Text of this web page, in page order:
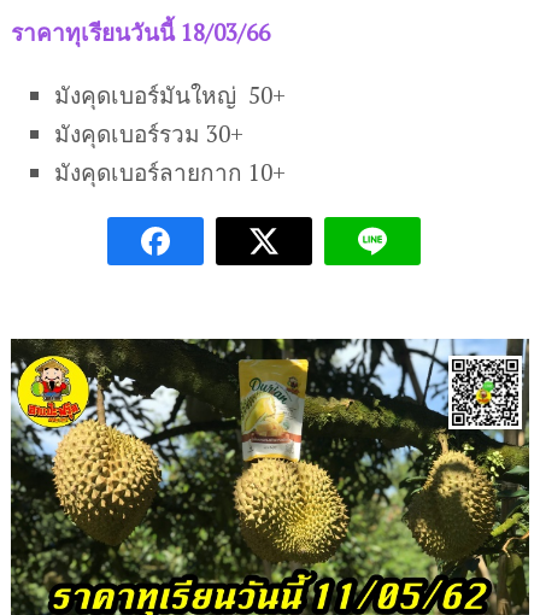
ราคาทุเรียนวันนี้ 18/03/66
มังคุดเบอร์มันใหญ่ 50+
มังคุดเบอร์รวม 30+
มังคุดเบอร์ลายกาก 10+